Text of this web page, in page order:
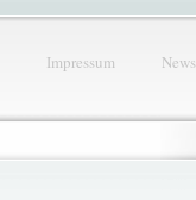
Impressum News